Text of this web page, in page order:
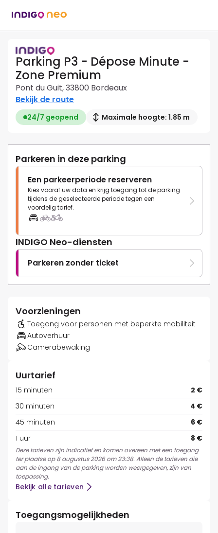
Parking P3 - Dépose Minute -
Zone Premium
Pont du Guit, 33800 Bordeaux
Bekijk de route
24/7 geopend Maximale hoogte: 1.85 m
Parkeren in deze parking
Een parkeerperiode reserveren
Kies vooraf uw data en krijg toegang tot de parking
tijdens de geselecteerde periode tegen een
voordelig tarief.
INDIGO Neo-diensten
Parkeren zonder ticket
Voorzieningen
Toegang voor personen met beperkte mobiliteit
Autoverhuur
Camerabewaking
Uurtarief
15 minuten
2 €
30 minuten
4 €
45 minuten
6 €
1 uur
8 €
Deze tarieven zijn indicatief en komen overeen met een toegang
ter plaatse op 8 augustus 2026 om 23:38. Alleen de tarieven die
aan de ingang van de parking worden weergegeven, zijn van
toepassing.
Bekijk alle tarieven
Toegangsmogelijkheden